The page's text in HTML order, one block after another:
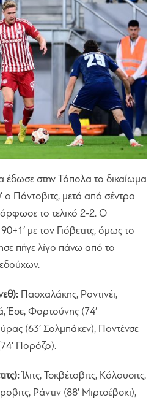
έδωσε στην Τόπολα το δικαίωμα
ο Πάντοβιτς, μετά από σέντρα
το τελικό 2-2. Ο
με τον Γιόβετιτς, όμως το
πήγε λίγο πάνω από το
Πασχαλάκης, Ροντινέι,
Έσε, Φορτούνης (74′
(63′ Σολμπάκεν), Ποντένσε
Πορόζο).
Ίλιτς, Τσκβέτοβιτς, Κόλουσιτς,
Ράντιν (88′ Μιρτσέβσκι),